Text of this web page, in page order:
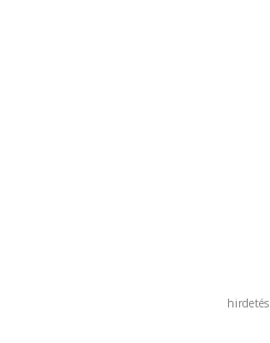
hirdetés